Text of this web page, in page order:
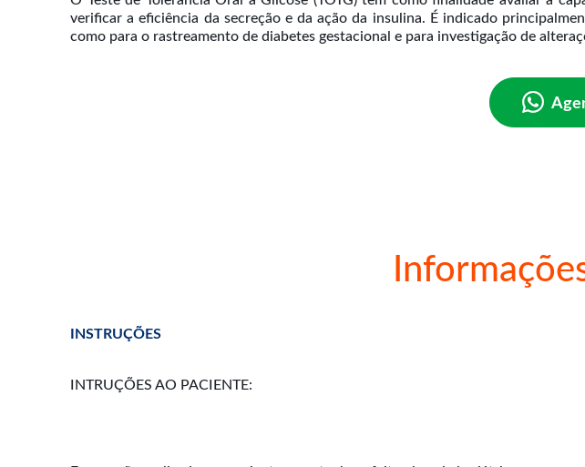
verificar a eficiência da secreção e da ação da insulina. É indicado
como para o rastreamento de diabetes gestacional e para investigação de
INSTRUÇÕES
INTRUÇÕES AO PACIENTE: